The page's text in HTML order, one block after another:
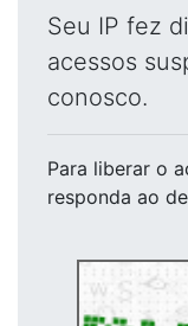
Seu IP fez
acessos
conosco.
Para liberar o
responda ao